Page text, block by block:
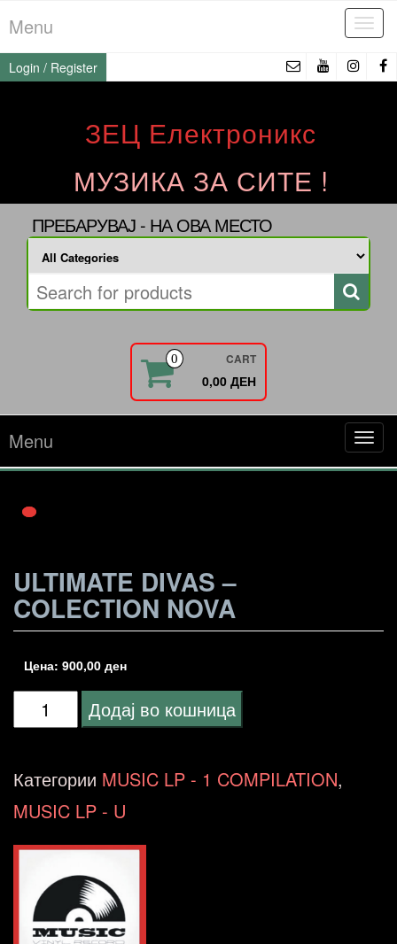
to
the
content
Menu
Login / Register
ЗЕЦ Електроникс
МУЗИКА ЗА СИТЕ !
ПРЕБАРУВАЈ - НА ОВА МЕСТО
0 CART
0,00 ДЕН
Menu
ULTIMATE DIVAS –
COLECTION NOVA
Цена: 900,00 ден
ULTIMATE
-
COLECTION
Додај во кошница
Категории MUSIC LP - 1 COMPILATION,
MUSIC LP - U